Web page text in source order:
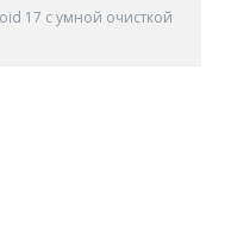
17 с умной очисткой